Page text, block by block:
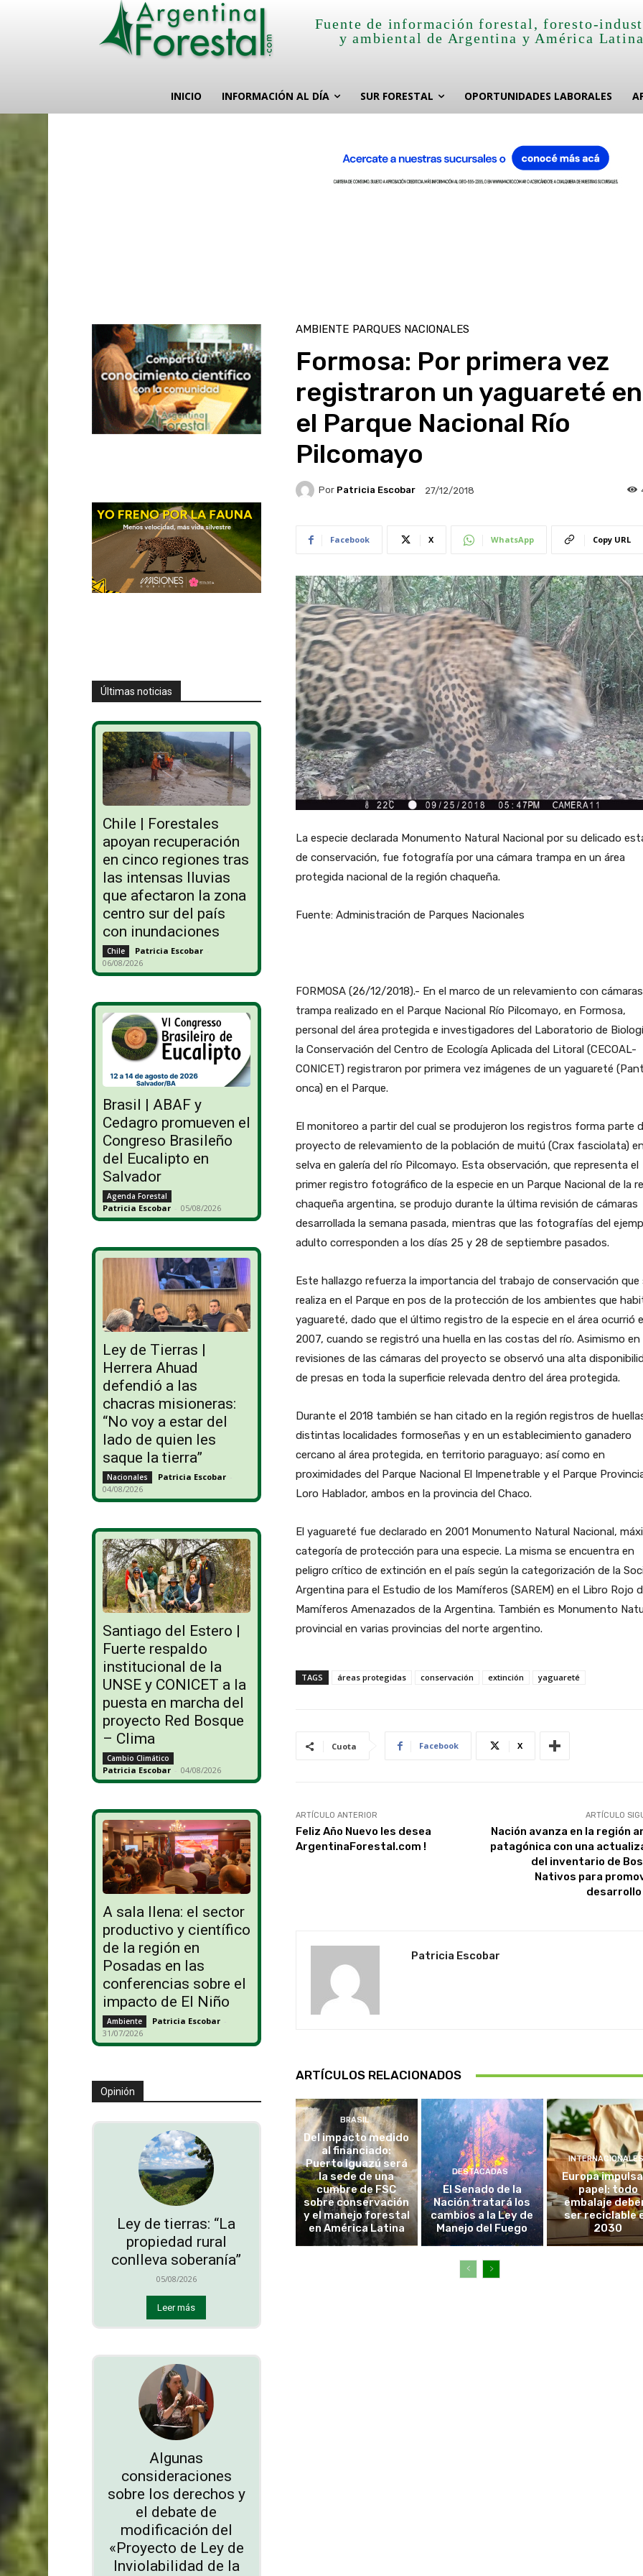
Fuente de información forestal, foresto-
y ambiental de Argentina y América
INICIO INFORMACIÓN AL DÍA SUR FORESTAL OPORTUNIDADES LABORALES
Últimas noticias
Chile | Forestales
apoyan recuperación
en cinco regiones tras
las intensas lluvias
que afectaron la zona
centro sur del país
con inundaciones
Chile Patricia Escobar -
06/08/2026
Brasil | ABAF y
Cedagro promueven el
Congreso Brasileño
del Eucalipto en
Salvador
Agenda Forestal
Patricia Escobar - 05/08/2026
Ley de Tierras |
Herrera Ahuad
defendió a las
chacras misioneras:
“No voy a estar del
lado de quien les
saque la tierra”
Nacionales Patricia Escobar -
04/08/2026
Santiago del Estero |
Fuerte respaldo
institucional de la
UNSE y CONICET a la
puesta en marcha del
proyecto Red Bosque
– Clima
Cambio Climático
Patricia Escobar - 04/08/2026
A sala llena: el sector
productivo y científico
de la región en
Posadas en las
conferencias sobre el
impacto de El Niño
Ambiente Patricia Escobar -
31/07/2026
Opinión
Ley de tierras: “La
propiedad rural
conlleva soberanía”
05/08/2026
Leer más
Algunas
consideraciones
sobre los derechos y
el debate de
modificación del
«Proyecto de Ley de
Inviolabilidad de la
AMBIENTE PARQUES NACIONALES
Formosa: Por primera vez
registraron un yaguareté en
el Parque Nacional Río
Pilcomayo
Por Patricia Escobar 27/12/2018
Facebook X WhatsApp Copy URL
La especie declarada Monumento Natural Nacional por su delicado
de conservación, fue fotografía por una cámara trampa en un área
protegida nacional de la región chaqueña.
Fuente: Administración de Parques Nacionales
FORMOSA (26/12/2018).- En el marco de un relevamiento con cámaras
trampa realizado en el Parque Nacional Río Pilcomayo, en Formosa,
personal del área protegida e investigadores del Laboratorio de
la Conservación del Centro de Ecología Aplicada del Litoral (CECOAL-
CONICET) registraron por primera vez imágenes de un yaguareté
onca) en el Parque.
El monitoreo a partir del cual se produjeron los registros forma parte
proyecto de relevamiento de la población de muitú (Crax fasciolata)
selva en galería del río Pilcomayo. Esta observación, que representa el
primer registro fotográfico de la especie en un Parque Nacional de la
chaqueña argentina, se produjo durante la última revisión de cámaras
desarrollada la semana pasada, mientras que las fotografías del
adulto corresponden a los días 25 y 28 de septiembre pasados.
Este hallazgo refuerza la importancia del trabajo de conservación que
realiza en el Parque en pos de la protección de los ambientes que
yaguareté, dado que el último registro de la especie en el área ocurrió
2007, cuando se registró una huella en las costas del río. Asimismo en
revisiones de las cámaras del proyecto se observó una alta
de presas en toda la superficie relevada dentro del área protegida.
Durante el 2018 también se han citado en la región registros de
distintas localidades formoseñas y en un establecimiento ganadero
cercano al área protegida, en territorio paraguayo; así como en
proximidades del Parque Nacional El Impenetrable y el Parque
Loro Hablador, ambos en la provincia del Chaco.
El yaguareté fue declarado en 2001 Monumento Natural Nacional,
categoría de protección para una especie. La misma se encuentra en
peligro crítico de extinción en el país según la categorización de la
Argentina para el Estudio de los Mamíferos (SAREM) en el Libro Rojo
Mamíferos Amenazados de la Argentina. También es Monumento
provincial en varias provincias del norte argentino.
TAGS áreas protegidas conservación extinción yaguareté
Cuota Facebook X
ARTÍCULO ANTERIOR
Feliz Año Nuevo les desea
ArgentinaForestal.com !
ARTÍCULO
Nación avanza en la región
patagónica con una
del inventario de
Nativos para
Patricia Escobar
ARTÍCULOS RELACIONADOS
BRASIL
Del impacto medido
al financiado:
Puerto Iguazú será
la sede de una
cumbre de FSC
sobre conservación
y el manejo forestal
en América Latina
DESTACADAS
El Senado de la
Nación tratará los
cambios a la Ley de
Manejo del Fuego
Europa
papel: todo
embalaje
ser reciclable
2030